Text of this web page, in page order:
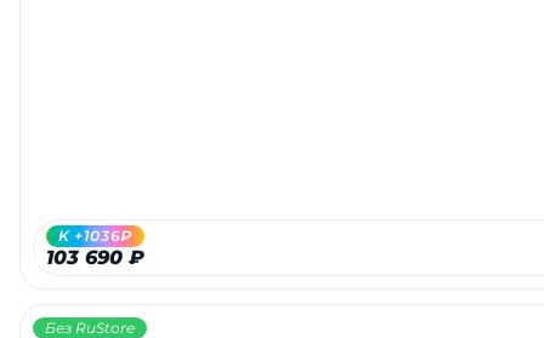
103 690 ₽
K +1036₽
Без RuStore